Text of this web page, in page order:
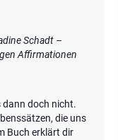
Schadt –
Affirmationen
dann doch nicht.
die uns
Buch erklärt dir